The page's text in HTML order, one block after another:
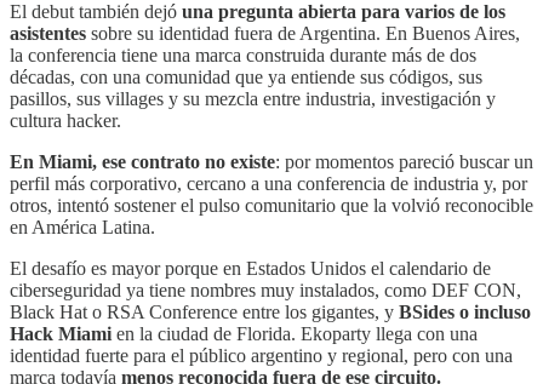
El debut también dejó una pregunta abierta para varios de los
asistentes sobre su identidad fuera de Argentina. En Buenos Aires,
la conferencia tiene una marca construida durante más de dos
décadas, con una comunidad que ya entiende sus códigos, sus
pasillos, sus villages y su mezcla entre industria, investigación y
cultura hacker.
En Miami, ese contrato no existe: por momentos pareció buscar un
perfil más corporativo, cercano a una conferencia de industria y, por
otros, intentó sostener el pulso comunitario que la volvió reconocible
en América Latina.
El desafío es mayor porque en Estados Unidos el calendario de
ciberseguridad ya tiene nombres muy instalados, como DEF CON,
Black Hat o RSA Conference entre los gigantes, y BSides o incluso
Hack Miami en la ciudad de Florida. Ekoparty llega con una
identidad fuerte para el público argentino y regional, pero con una
marca todavía menos reconocida fuera de ese circuito.